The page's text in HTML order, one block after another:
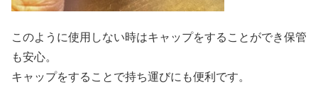
このように使用しない時はキャップをすることができ保管
も安心。
キャップをすることで持ち運びにも便利です。